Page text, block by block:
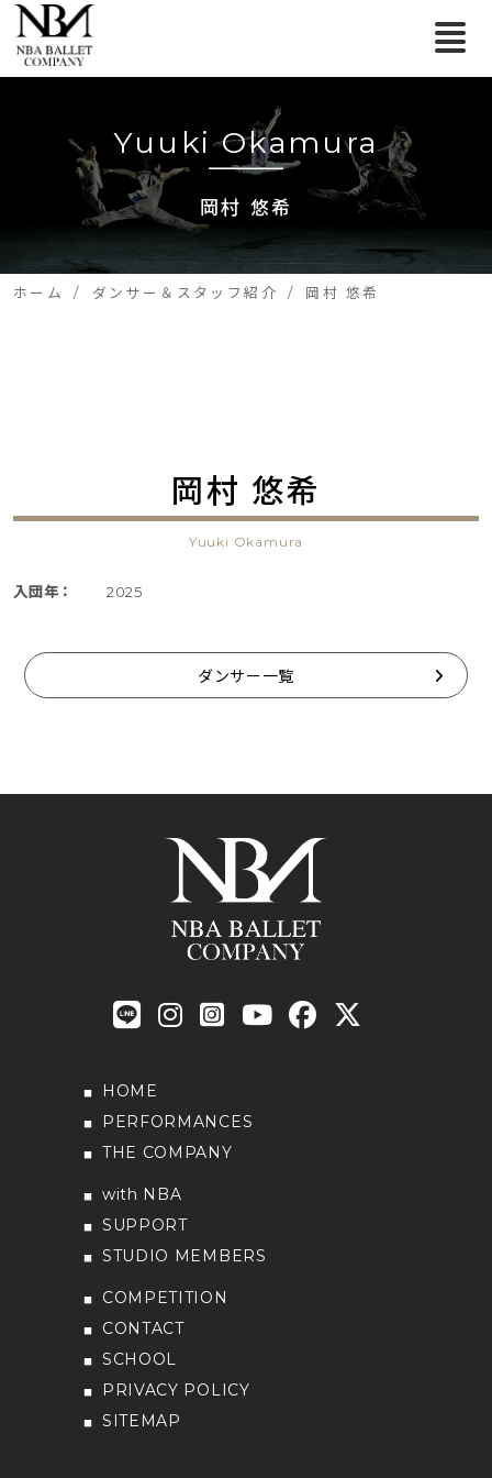
Yuuki Okamura
岡村 悠希
ホーム ダンサー＆スタッフ紹介 岡村 悠希
岡村 悠希
Yuuki Okamura
入団年： 2025
ダンサー一覧
HOME
PERFORMANCES
THE COMPANY
with NBA
SUPPORT
STUDIO MEMBERS
COMPETITION
CONTACT
SCHOOL
PRIVACY POLICY
SITEMAP